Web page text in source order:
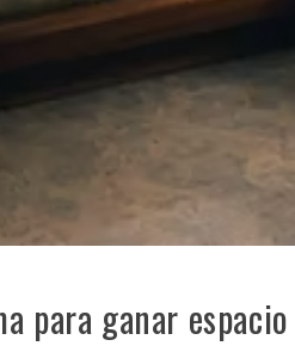
para ganar espacio